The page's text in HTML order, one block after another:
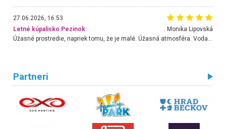
27.06.2026, 16:53
Letné kúpalisko Pezinok
. Monika Lipovská
Úžasné prostredie, napriek tomu, že je malé. Úžasná atmosféra. Voda fantastická a nádherná. Ľudí je pomerne veľa, ale su mili a ohľaduplní. Je veľmi zaujímavé sledovať, ako dokážu spolu športovať cudzí ľudia a bez ohľadu na vek. Vládne tu pohoda. Vnuka neviem dostať z vody. Ďakujem za krásny deň . Urcite sa sem vrátim. Jediný problém je s parkovaním, ale aj ten sa mi podarilo vyriešiť. Monika Bratislava
Partneri